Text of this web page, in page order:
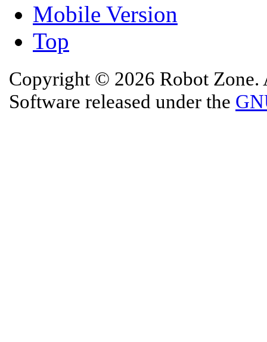
Mobile Version
Top
Copyright © 2026 Robot Zone.
Software released under the